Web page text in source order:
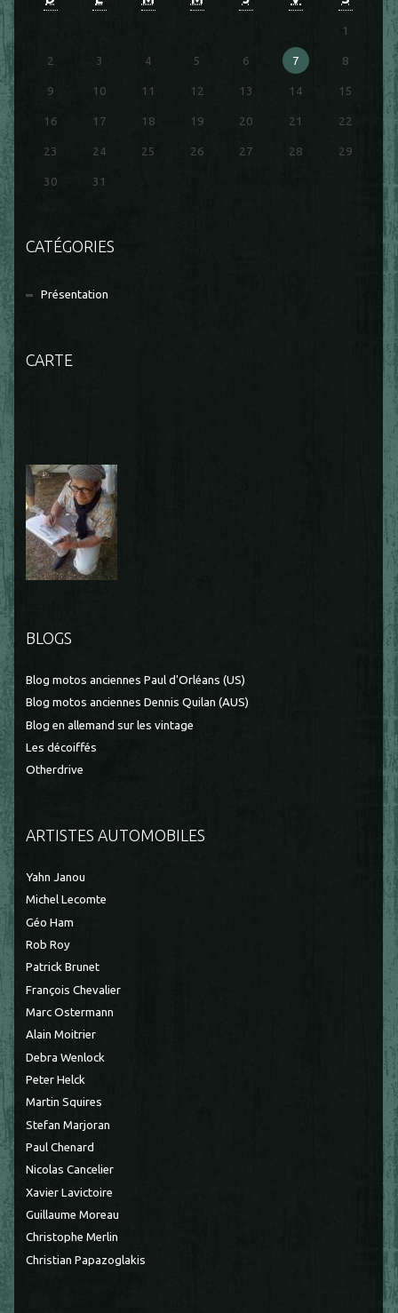
1
2 3 4 5 6 7 8
9 10 11 12 13 14 15
16 17 18 19 20 21 22
23 24 25 26 27 28 29
30 31
CATÉGORIES
Présentation
CARTE
BLOGS
Blog motos anciennes Paul d'Orléans (US)
Blog motos anciennes Dennis Quilan (AUS)
Blog en allemand sur les vintage
Les décoiffés
Otherdrive
ARTISTES AUTOMOBILES
Yahn Janou
Michel Lecomte
Géo Ham
Rob Roy
Patrick Brunet
François Chevalier
Marc Ostermann
Alain Moitrier
Debra Wenlock
Peter Helck
Martin Squires
Stefan Marjoran
Paul Chenard
Nicolas Cancelier
Xavier Lavictoire
Guillaume Moreau
Christophe Merlin
Christian Papazoglakis